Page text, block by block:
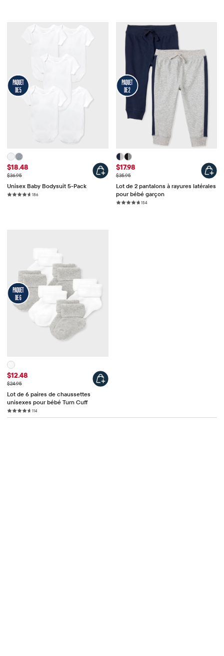
Prix ​​de vente
$18.48
Prix ​​d'origine
$36.95
Unisex Baby Bodysuit 5-Pack
186
Prix ​​de vente
$17.98
Prix ​​d'origine
$35.95
Lot de 2 pantalons à rayures latérales
pour bébé garçon
154
Prix ​​de vente
$12.48
Prix ​​d'origine
$24.95
Lot de 6 paires de chaussettes
unisexes pour bébé Turn Cuff
114